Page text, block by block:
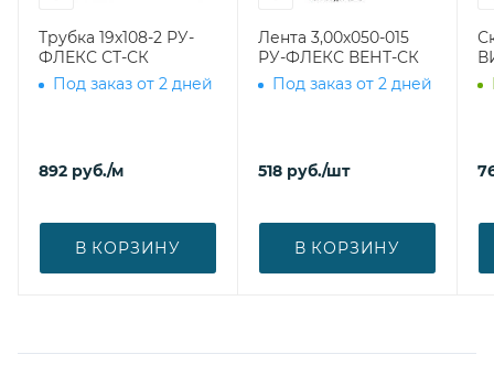
Трубка 19х108-2 РУ-
ФЛЕКС СТ-СК
Под заказ от 2 дней
892 руб./м
В КОРЗИНУ
Лента 3,00х050-015
РУ-ФЛЕКС ВЕНТ-СК
Под заказ от 2 дней
518 руб./шт
В КОРЗИНУ